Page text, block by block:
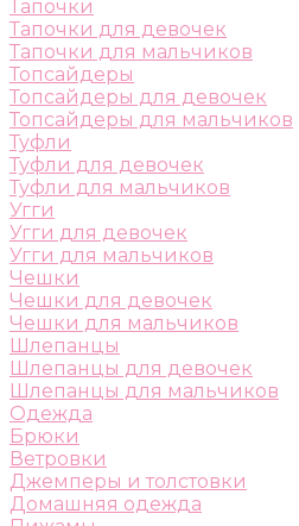
Тапочки
Тапочки для девочек
Тапочки для мальчиков
Топсайдеры
Топсайдеры для девочек
Топсайдеры для мальчиков
Туфли
Туфли для девочек
Туфли для мальчиков
Угги
Угги для девочек
Угги для мальчиков
Чешки
Чешки для девочек
Чешки для мальчиков
Шлепанцы
Шлепанцы для девочек
Шлепанцы для мальчиков
Одежда
Брюки
Ветровки
Джемперы и толстовки
Домашняя одежда